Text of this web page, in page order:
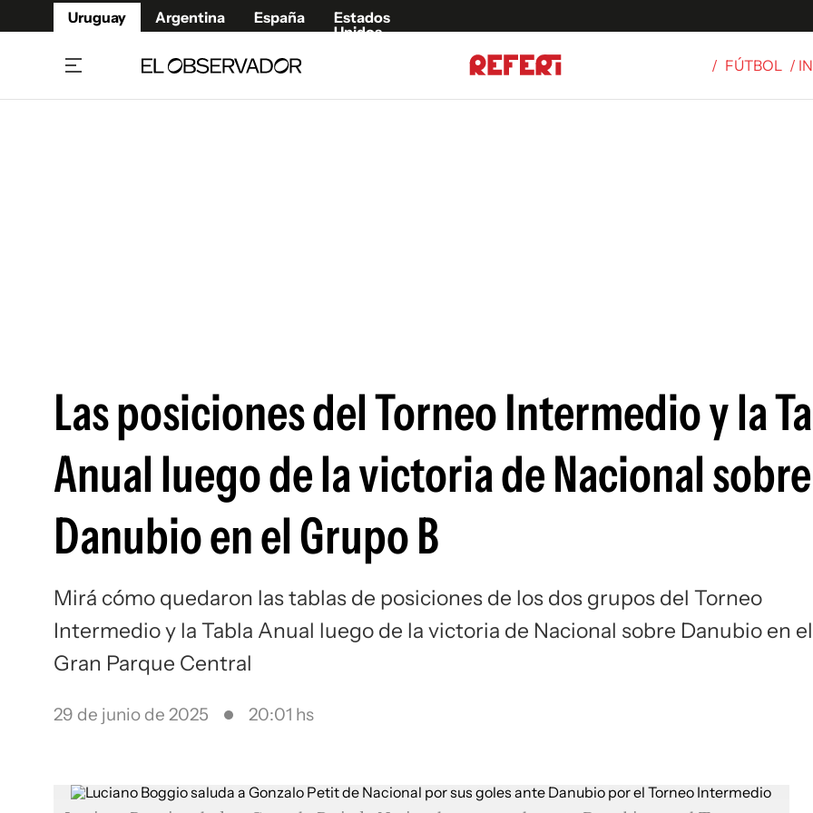
Uruguay Argentina España
Estados
Unidos
/ FÚTBOL /
Las posiciones del Torneo Intermedio y la
Anual luego de la victoria de Nacional sobre
Danubio en el Grupo B
Mirá cómo quedaron las tablas de posiciones de los dos grupos del Torneo
Intermedio y la Tabla Anual luego de la victoria de Nacional sobre Danubio en el
Gran Parque Central
29 de junio de 2025 20:01 hs